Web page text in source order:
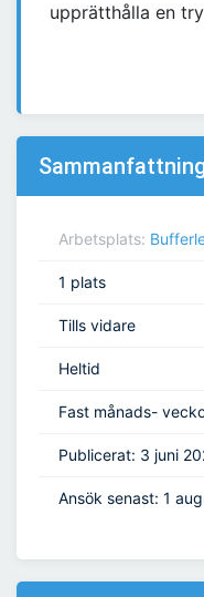
upprätthålla en
Arbetsplats:
1 plats
Tills vidare
Heltid
Fast månads-
Publicerat: 3 juni
Ansök senast: 1